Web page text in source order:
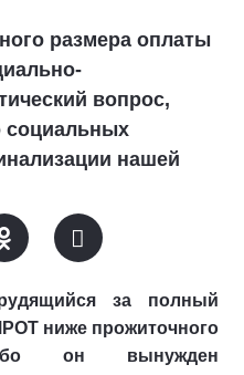
размера оплаты
вопрос,
социальных
нашей
за полный
ниже прожиточного
он вынужден